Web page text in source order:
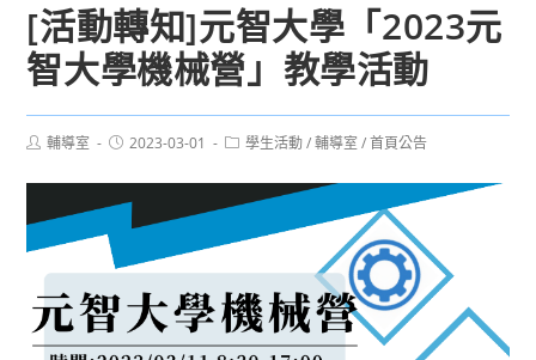
[活動轉知]元智大學「2023元
智大學機械營」教學活動
Post輔導室
Post2023-03-01
Post學生活動 / 輔導室 / 首頁公告